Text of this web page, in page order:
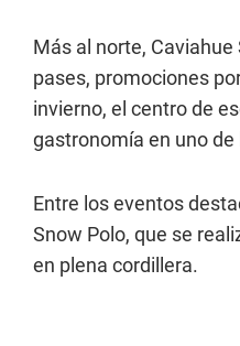
Más al norte,
pases, promociones
invierno, el centro de
gastronomía en uno
Entre los eventos
Snow Polo, que se
en plena cordillera.